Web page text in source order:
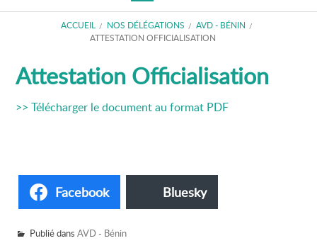
ACCUEIL NOS DÉLÉGATIONS
AVD - BÉNIN
ATTESTATION OFFICIALISATION
Attestation Officialisation
>> Télécharger le document au format PDF
Facebook Bluesky
Publié dansAVD - Bénin